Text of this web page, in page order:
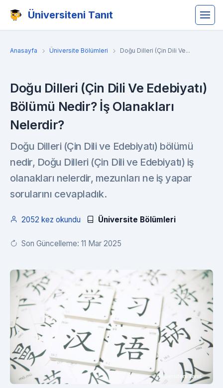
Üniversiteni Tanıt
Anasayfa Üniversite Bölümleri Doğu Dilleri (Çin Dili Ve...
Doğu Dilleri (Çin Dili Ve Edebiyatı)
Bölümü Nedir? İş Olanakları
Nelerdir?
Doğu Dilleri (Çin Dili ve Edebiyatı) bölümü
nedir, Doğu Dilleri (Çin Dili ve Edebiyatı) iş
olanakları nelerdir, mezunları ne iş yapar
sorularını cevapladık.
2052 kez okundu Üniversite Bölümleri
Son Güncelleme: 11 Mar 2025